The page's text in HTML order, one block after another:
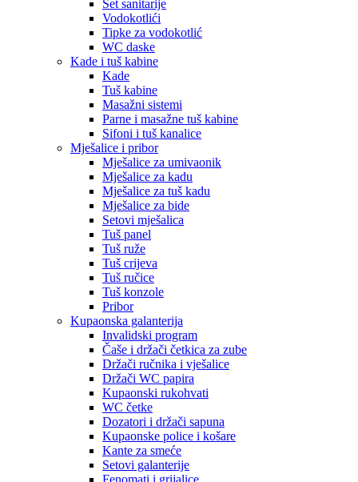
Set sanitarije
Vodokotlići
Tipke za vodokotlić
WC daske
Kade i tuš kabine
Kade
Tuš kabine
Masažni sistemi
Parne i masažne tuš kabine
Sifoni i tuš kanalice
Mješalice i pribor
Mješalice za umivaonik
Mješalice za kadu
Mješalice za tuš kadu
Mješalice za bide
Setovi mješalica
Tuš panel
Tuš ruže
Tuš crijeva
Tuš ručice
Tuš konzole
Pribor
Kupaonska galanterija
Invalidski program
Čaše i držači četkica za zube
Držači ručnika i vješalice
Držači WC papira
Kupaonski rukohvati
WC četke
Dozatori i držači sapuna
Kupaonske police i košare
Kante za smeće
Setovi galanterije
Fenomati i grijalice